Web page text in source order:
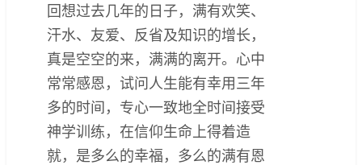
回想过去几年的日子，满有欢笑、
汗水、友爱、反省及知识的增长，
真是空空的来，满满的离开。心中
常常感恩，试问人生能有幸用三年
多的时间，专心一致地全时间接受
神学训练，在信仰生命上得着造
就，是多么的幸福，多么的满有恩